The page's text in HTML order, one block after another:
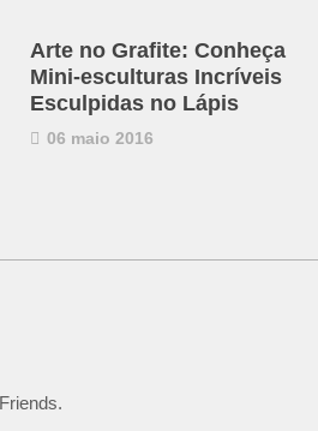
Arte no Grafite: Conheça
Mini-esculturas Incríveis
Esculpidas no Lápis
06 maio 2016